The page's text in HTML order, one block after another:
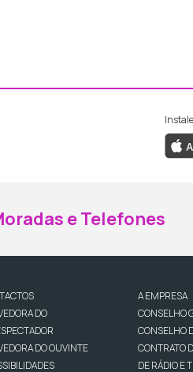
ao Facebook da
ao Instagram da
e Telefones
DO
DO OUVINTE
A EMPRESA
CONSELHO
CONSELHO
CONTRATO
DE RÁDIO E